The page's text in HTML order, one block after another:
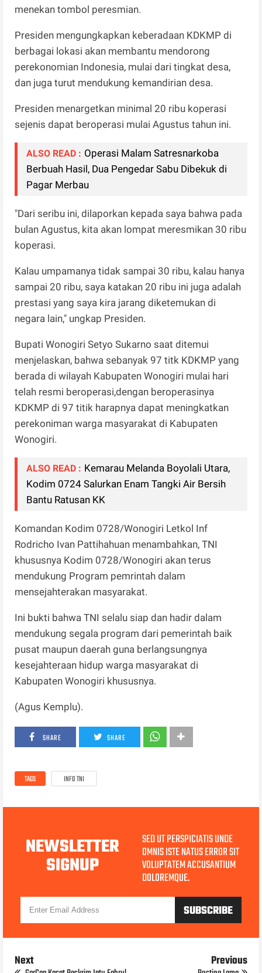
menekan tombol peresmian.
Presiden mengungkapkan keberadaan KDKMP di
berbagai lokasi akan membantu mendorong
perekonomian Indonesia, mulai dari tingkat desa,
dan juga turut mendukung kemandirian desa.
Presiden menargetkan minimal 20 ribu koperasi
sejenis dapat beroperasi mulai Agustus tahun ini.
ALSO READ : Operasi Malam Satresnarkoba
Berbuah Hasil, Dua Pengedar Sabu Dibekuk di
Pagar Merbau
"Dari seribu ini, dilaporkan kepada saya bahwa pada
bulan Agustus, kita akan lompat meresmikan 30 ribu
koperasi.
Kalau umpamanya tidak sampai 30 ribu, kalau hanya
sampai 20 ribu, saya katakan 20 ribu ini juga adalah
prestasi yang saya kira jarang diketemukan di
negara lain," ungkap Presiden.
Bupati Wonogiri Setyo Sukarno saat ditemui
menjelaskan, bahwa sebanyak 97 titk KDKMP yang
berada di wilayah Kabupaten Wonogiri mulai hari
telah resmi beroperasi,dengan beroperasinya
KDKMP di 97 titik harapnya dapat meningkatkan
perekoniman warga masyarakat di Kabupaten
Wonogiri.
ALSO READ : Kemarau Melanda Boyolali Utara,
Kodim 0724 Salurkan Enam Tangki Air Bersih
Bantu Ratusan KK
Komandan Kodim 0728/Wonogiri Letkol Inf
Rodricho Ivan Pattihahuan menambahkan, TNI
khususnya Kodim 0728/Wonogiri akan terus
mendukung Program pemrintah dalam
mensejahterakan masyarakat.
Ini bukti bahwa TNI selalu siap dan hadir dalam
mendukung segala program dari pemerintah baik
pusat maupun daerah guna berlangsungnya
kesejahteraan hidup warga masyarakat di
Kabupaten Wonogiri khususnya.
(Agus Kemplu).
SHARE SHARE
TAGS INFO TNI
NEWSLETTER
SIGNUP
SED UT PERSPICIATIS UNDE
OMNIS ISTE NATUS ERROR SIT
VOLUPTATEM ACCUSANTIUM
DOLOREMQUE.
Next Previous